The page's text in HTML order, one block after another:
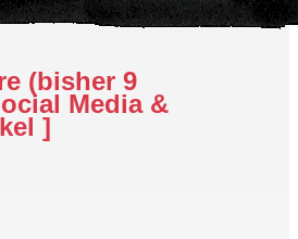
(bisher 9
Media &
]